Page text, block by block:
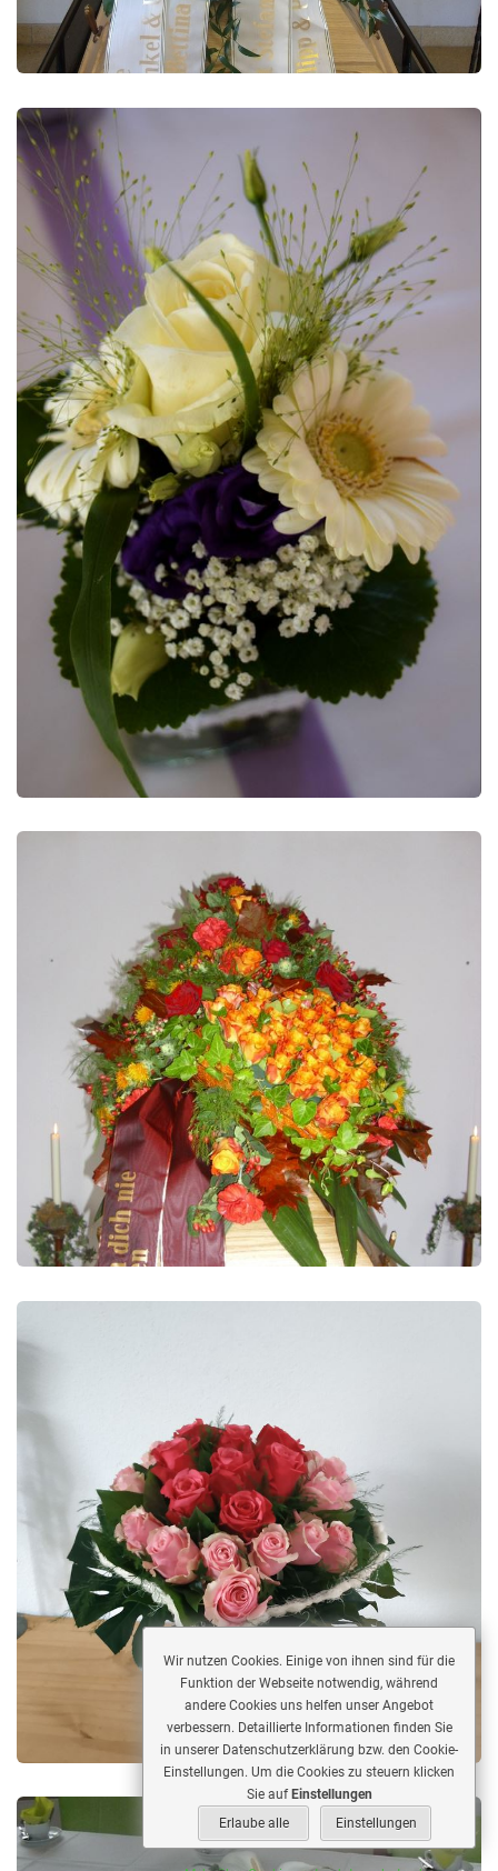
Wir nutzen Cookies. Einige von ihnen sind für die
Funktion der Webseite notwendig, während
andere Cookies uns helfen unser Angebot
verbessern. Detaillierte Informationen finden Sie
in unserer Datenschutzerklärung bzw. den Cookie-
Einstellungen. Um die Cookies zu steuern klicken
Sie auf Einstellungen